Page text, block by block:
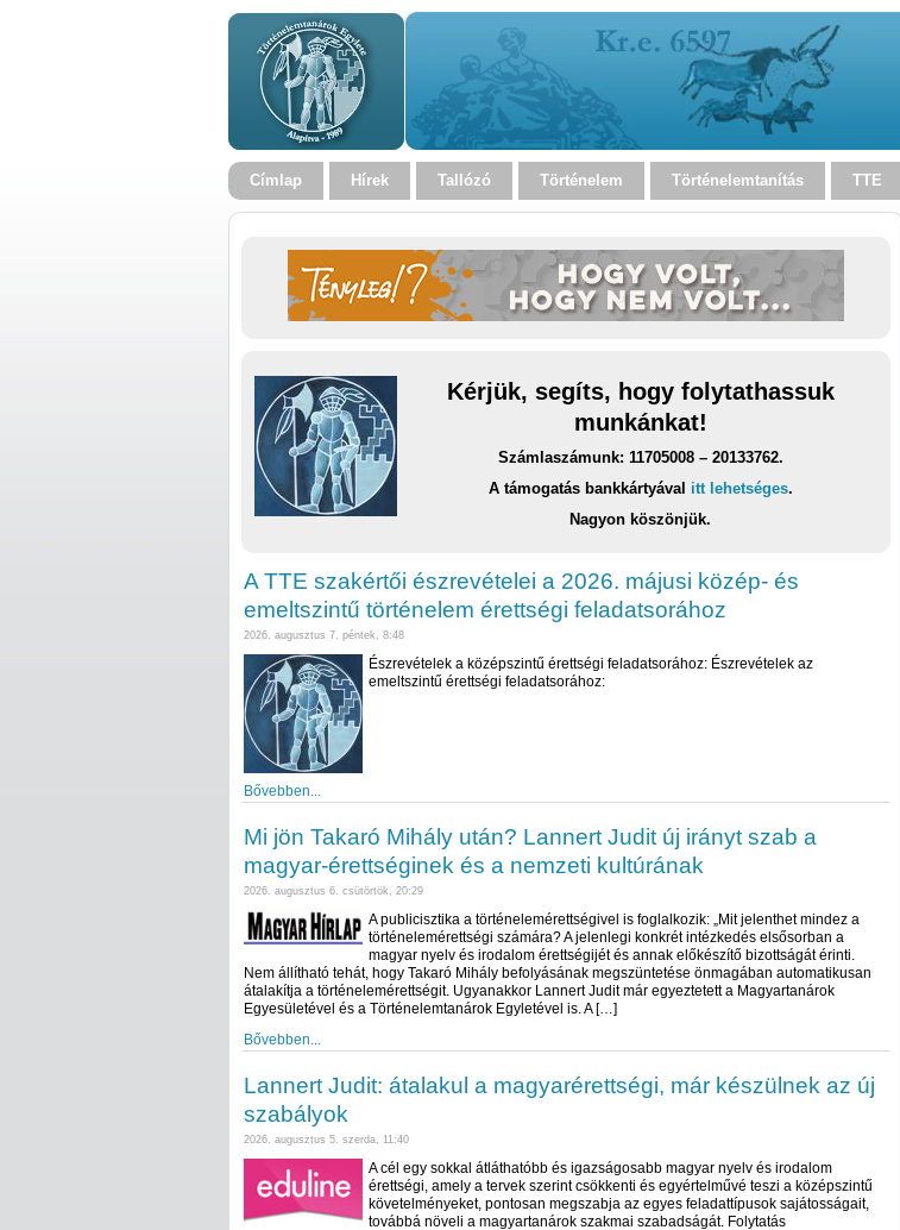
Címlap Hírek Tallózó Történelem Történelemtanítás TTE
Kérjük, segíts, hogy folytathassuk
munkánkat!
Számlaszámunk: 11705008 – 20133762.
A támogatás bankkártyával itt lehetséges.
Nagyon köszönjük.
A TTE szakértői észrevételei a 2026. májusi közép- és
emeltszintű történelem érettségi feladatsorához
2026. augusztus 7. péntek, 8:48
Észrevételek a középszintű érettségi feladatsorához: Észrevételek az
emeltszintű érettségi feladatsorához:
Bővebben...
Mi jön Takaró Mihály után? Lannert Judit új irányt szab a
magyar-érettséginek és a nemzeti kultúrának
2026. augusztus 6. csütörtök, 20:29
A publicisztika a történelemérettségivel is foglalkozik: „Mit jelenthet mindez a
történelemérettségi számára? A jelenlegi konkrét intézkedés elsősorban a
magyar nyelv és irodalom érettségijét és annak előkészítő bizottságát érinti.
Nem állítható tehát, hogy Takaró Mihály befolyásának megszüntetése önmagában automatikusan
átalakítja a történelemérettségit. Ugyanakkor Lannert Judit már egyeztetett a Magyartanárok
Egyesületével és a Történelemtanárok Egyletével is. A […]
Bővebben...
Lannert Judit: átalakul a magyarérettségi, már készülnek az új
szabályok
2026. augusztus 5. szerda, 11:40
A cél egy sokkal átláthatóbb és igazságosabb magyar nyelv és irodalom
érettségi, amely a tervek szerint csökkenti és egyértelművé teszi a középszintű
követelményeket, pontosan megszabja az egyes feladattípusok sajátosságait,
továbbá növeli a magyartanárok szakmai szabadságát. Folytatás